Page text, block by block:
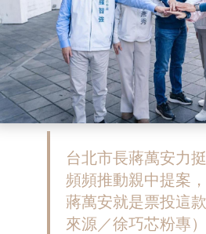
台北市長蔣萬安力
頻頻推動親中提案
蔣萬安就是票投這
來源／徐巧芯粉專）